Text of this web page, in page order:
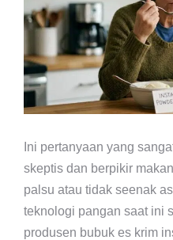
Ini pertanyaan yang
skeptis dan berpikir
palsu atau tidak seenak
teknologi pangan saat ini
produsen bubuk es krim